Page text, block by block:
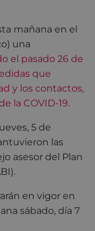
mañana en el
una
el pasado 26 de
que
y los contactos,
la COVID-19.
5 de
las
asesor del Plan
en vigor en
sábado, día 7